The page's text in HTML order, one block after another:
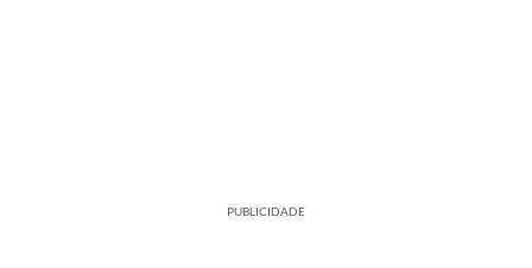
PUBLICIDADE